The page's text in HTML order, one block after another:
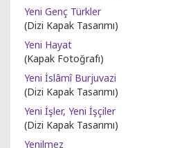
Yeni Genç Türkler
(Dizi Kapak Tasarımı)
Yeni Hayat
(Kapak Fotoğrafı)
Yeni İslâmî Burjuvazi
(Dizi Kapak Tasarımı)
Yeni İşler, Yeni İşçiler
(Dizi Kapak Tasarımı)
Yenilmez